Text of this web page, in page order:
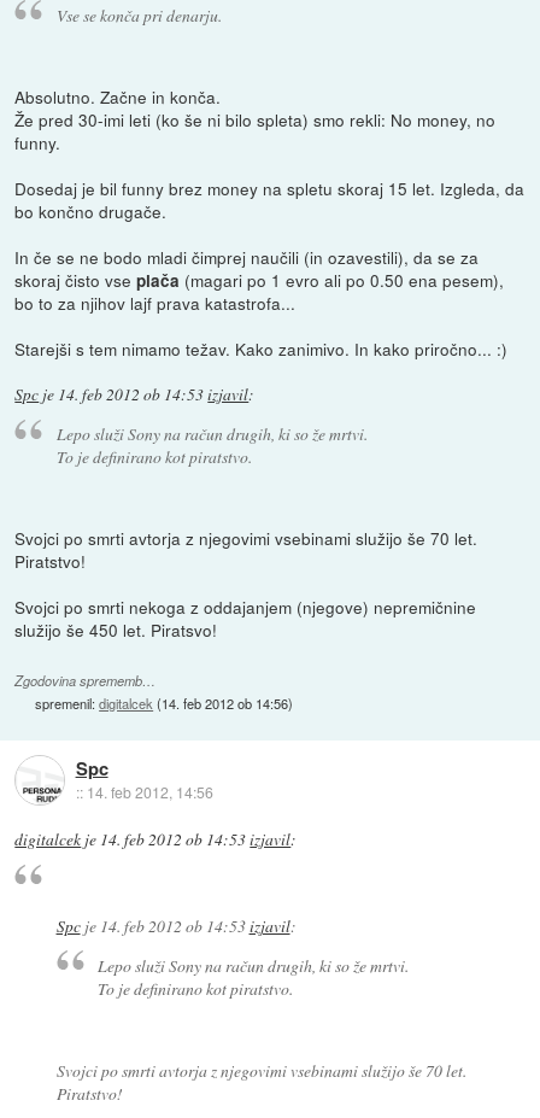
Vse se konča pri denarju.
Absolutno. Začne in konča.
Že pred 30-imi leti (ko še ni bilo spleta) smo rekli: No money, no
funny.
Dosedaj je bil funny brez money na spletu skoraj 15 let. Izgleda, da
bo končno drugače.
In če se ne bodo mladi čimprej naučili (in ozavestili), da se za
skoraj čisto vseplača (magari po 1 evro ali po 0.50 ena pesem),
bo to za njihov lajf prava katastrofa...
Starejši s tem nimamo težav. Kako zanimivo. In kako priročno... :)
Spc je 14. feb 2012 ob 14:53izjavil:
Lepo služi Sony na račun drugih, ki so že mrtvi.
To je definirano kot piratstvo.
Svojci po smrti avtorja z njegovimi vsebinami služijo še 70 let.
Piratstvo!
Svojci po smrti nekoga z oddajanjem (njegove) nepremičnine
služijo še 450 let. Piratsvo!
Zgodovina sprememb…
spremenil:digitalcek (14. feb 2012 ob 14:56)
Spc
:: 14. feb 2012, 14:56
digitalcek je 14. feb 2012 ob 14:53izjavil:
Spcje 14. feb 2012 ob 14:53izjavil:
Lepo služi Sony na račun drugih, ki so že mrtvi.
To je definirano kot piratstvo.
Svojci po smrti avtorja z njegovimi vsebinami služijo še 70 let.
Piratstvo!